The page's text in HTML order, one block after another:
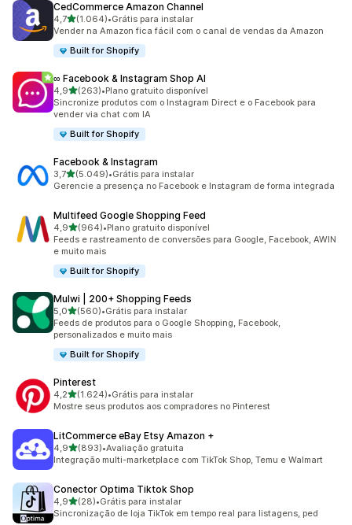
CedCommerce Amazon Channel
4,7de 5 estrelas
(1.064)
1064 avaliações ao todo
•Grátis para instalar
Vender na Amazon fica fácil com o canal de vendas da Amazon
Built for Shopify
∞ Facebook & Instagram Shop AI
4,9de 5 estrelas
(263)
263 avaliações ao todo
•Plano gratuito disponível
Sincronize produtos com o Instagram Direct e o Facebook para
vender via chat com IA
Built for Shopify
Facebook & Instagram
3,7de 5 estrelas
(5.049)
5049 avaliações ao todo
•Grátis para instalar
Gerencie a presença no Facebook e Instagram de forma integrada
Multifeed Google Shopping Feed
4,9de 5 estrelas
(964)
964 avaliações ao todo
•Plano gratuito disponível
Feeds e rastreamento de conversões para Google, Facebook, AWIN
e muito mais
Built for Shopify
Mulwi | 200+ Shopping Feeds
5,0de 5 estrelas
(560)
560 avaliações ao todo
•Grátis para instalar
Feeds de produtos para o Google Shopping, Facebook,
personalizados e muito mais
Built for Shopify
Pinterest
4,2de 5 estrelas
(1.624)
1624 avaliações ao todo
•Grátis para instalar
Mostre seus produtos aos compradores no Pinterest
LitCommerce eBay Etsy Amazon +
4,9de 5 estrelas
(893)
893 avaliações ao todo
•Avaliação gratuita
Integração multi-marketplace com TikTok Shop, Temu e Walmart
Conector Optima Tiktok Shop
4,9de 5 estrelas
(28)
28 avaliações ao todo
•Grátis para instalar
Sincronização de loja TikTok em tempo real para listagens, ped